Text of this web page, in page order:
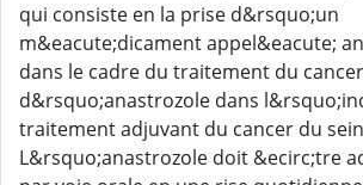
qui consiste en la prise d&rsquo;un
m&eacute;dicament appel&eacute;
dans le cadre du traitement du
d&rsquo;anastrozole dans
traitement adjuvant du cancer du
L&rsquo;anastrozole doit &ecirc;tre